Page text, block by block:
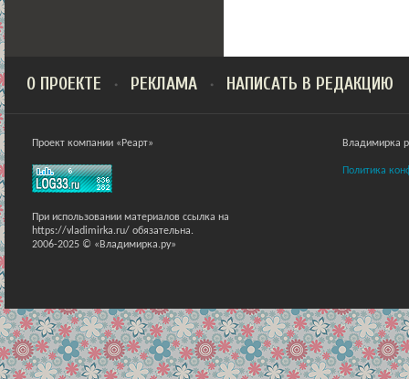
О ПРОЕКТЕ РЕКЛАМА НАПИСАТЬ В РЕДАКЦИЮ
Проект компании «Реарт»
При использовании материалов ссылка на
https://vladimirka.ru/ обязательна.
2006-2025 © «Владимирка.ру»
Владимирка
Политика